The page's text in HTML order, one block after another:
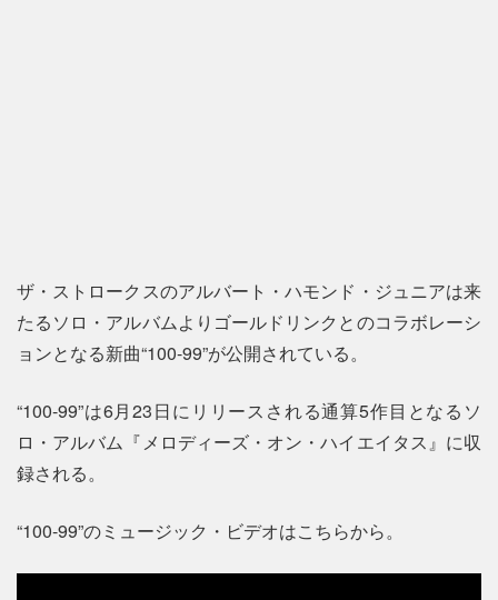
ザ・ストロークスのアルバート・ハモンド・ジュニアは来
たるソロ・アルバムよりゴールドリンクとのコラボレーシ
ョンとなる新曲“100-99”が公開されている。
“100-99”は6月23日にリリースされる通算5作目となるソ
ロ・アルバム『メロディーズ・オン・ハイエイタス』に収
録される。
“100-99”のミュージック・ビデオはこちらから。